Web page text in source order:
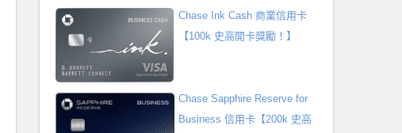
Chase Ink Cash 商業信用卡
【100k 史高開卡獎勵！】
Chase Sapphire Reserve for
Business 信用卡【200k 史高